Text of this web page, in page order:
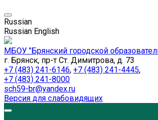
Russian
Russian English
МБОУ "Брянский городской
г. Брянск, пр-т Ст. Димитрова, д. 73
+7 (483) 241-6146, +7 (483) 241-4445,
+7 (483) 241-8000
sch59-br@yandex.ru
Версия для слабовидящих